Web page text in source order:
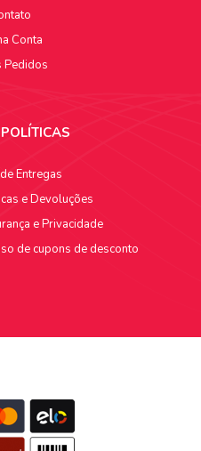
Conta
Pedidos
Entregas
e Devoluções
e Privacidade
de cupons de desconto